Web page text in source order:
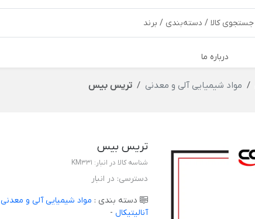
درباره ما
مواد شیمیایی آلی و معدنی تریس بیس
تریس بیس
شناسه کالا در انبار: KM331
دسترسی: در انبار
دسته بندی : مواد شیمیایی آلی و معدنی
آنالیتیکال -